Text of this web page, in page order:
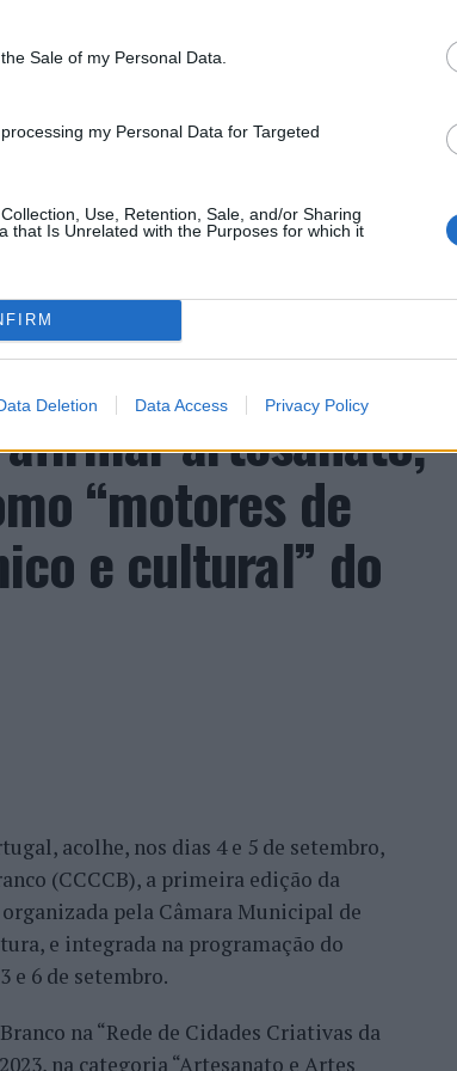
Sale of my Personal Data.
my Personal Data for Targeted
Use, Retention, Sale, and/or Sharing
that Is Unrelated with the Purposes for which it
Deletion Data Access Privacy Policy
COMENTAR
de
artesanato,
“motores de
e cultural” do
acolhe, nos dias 4 e 5 de setembro,
(CCCCB), a primeira edição da
pela Câmara Municipal de
e integrada na programação do
e 6 de setembro.
na “Rede de Cidades Criativas da
na categoria “Artesanato e Artes